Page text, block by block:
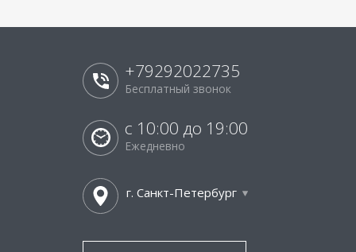
+79292022735
Бесплатный звонок
с 10:00 до 19:00
Ежедневно
г. Санкт-Петербург